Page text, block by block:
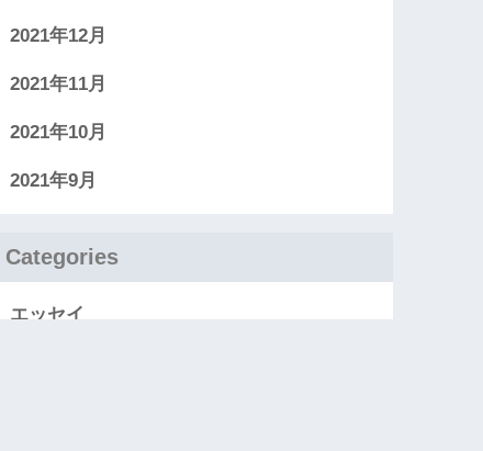
2021年12月
2021年11月
2021年10月
2021年9月
Categories
エッセイ